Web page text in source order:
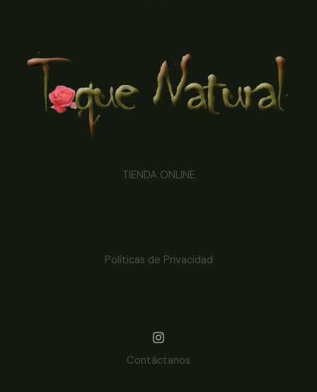
TIENDA ONLINE
Políticas de Privacidad
Contáctanos